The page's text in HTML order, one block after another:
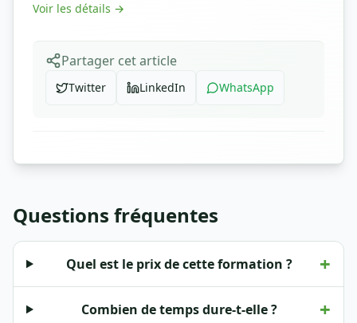
Voir les détails →
Partager cet article
Twitter LinkedIn WhatsApp
Questions fréquentes
Quel est le prix de cette formation ? +
Combien de temps dure-t-elle ? +